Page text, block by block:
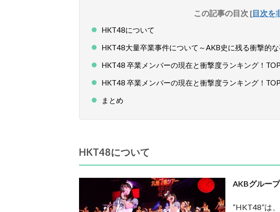
この記事の目次 [目次を
HKT48について
HKT48大量卒業事件について～AKB史に残る衝撃的な
HKT48 卒業メンバーの現在と衝撃度ランキング！
HKT48 卒業メンバーの現在と衝撃度ランキング！
まとめ
HKT48について
AKBグルー
“HKT48”は